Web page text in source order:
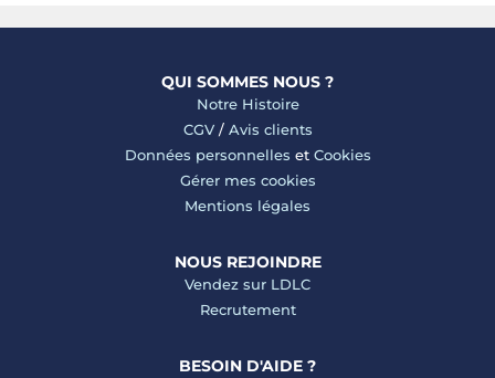
QUI SOMMES NOUS ?
Notre Histoire
CGV/ Avis clients
Données personnelles et Cookies
Gérer mes cookies
Mentions légales
NOUS REJOINDRE
Vendez sur LDLC
Recrutement
BESOIN D'AIDE ?